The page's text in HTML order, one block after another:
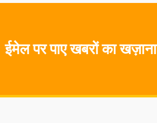
ईमेल पर पाए खबरों का खज़ाना